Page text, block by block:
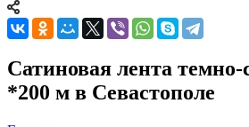
Сатиновая лента
*200 м в Севастополе